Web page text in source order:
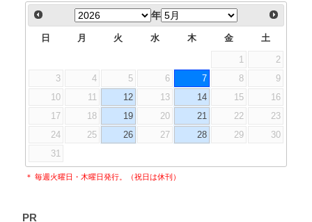
年
日 月 火 水 木 金 土
1
2
3
4 5 6 7 8
9
10
11 12 13 14 15
16
17
18 19 20 21 22
23
24
25 26 27 28 29
30
31
＊ 毎週火曜日・木曜日発行。（祝日は休刊）